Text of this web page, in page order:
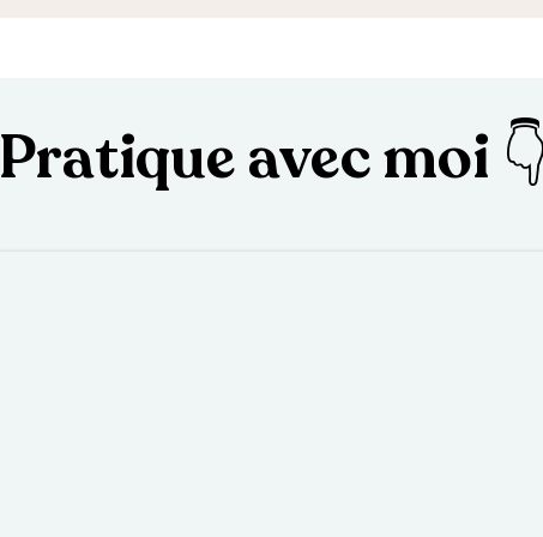
Pratique avec moi